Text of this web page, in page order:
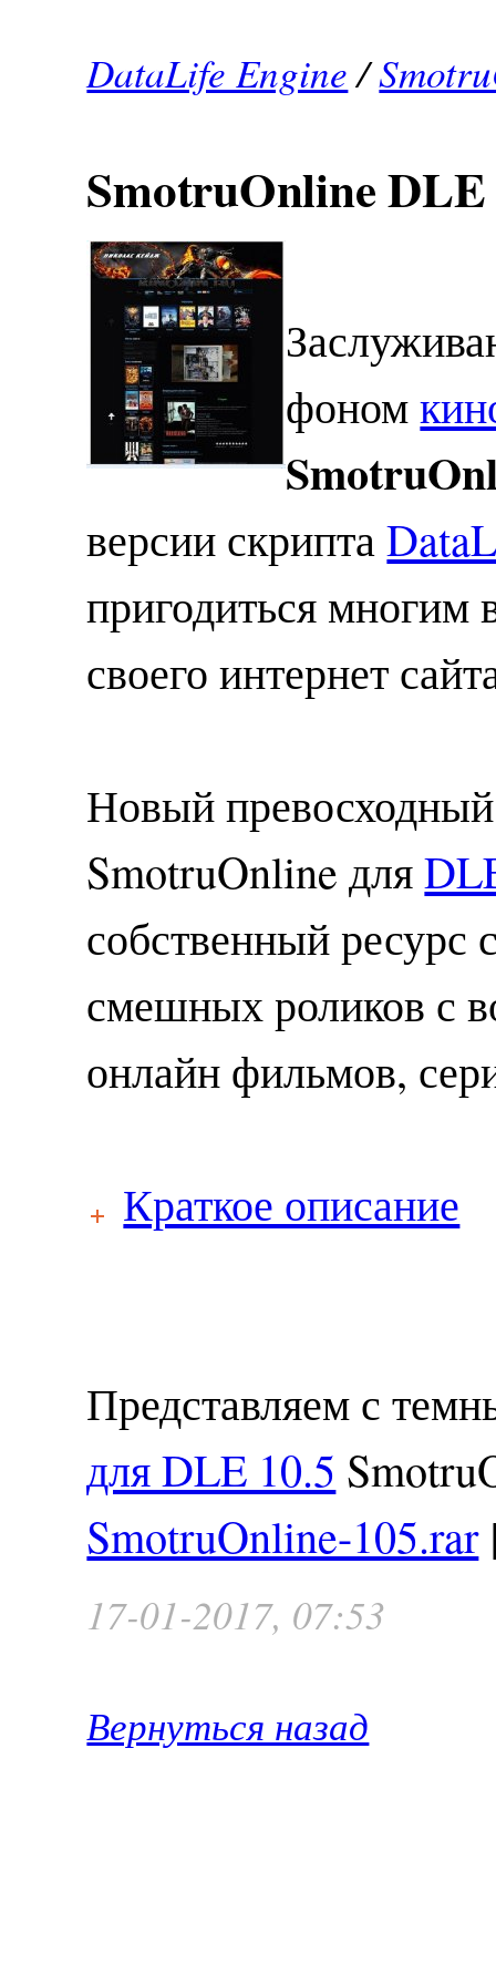
DataLife Engine/
SmotruOnline DLE
фоном
версии скрипта
пригодиться многим
своего интернет
Новый
SmotruOnline для
собственный ресурс
смешных роликов с
онлайн фильмов,
Краткое описание
Представляем с
для DLE 10.5
SmotruOnline-105.rar
17-01-2017, 07:53
Вернуться назад